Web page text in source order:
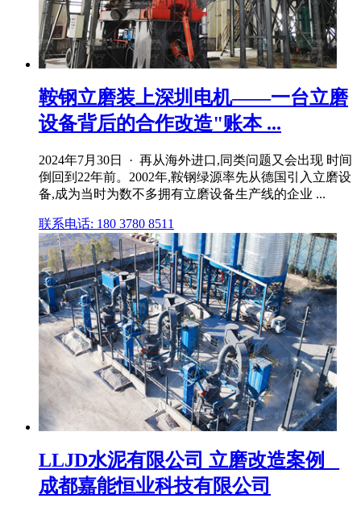
鞍钢立磨装上深圳电机——一台立磨
设备背后的合作改造"账本 ...
2024年7月30日 · 再从海外进口,同类问题又会出现 时间
倒回到22年前。2002年,鞍钢绿源率先从德国引入立磨设
备,成为当时为数不多拥有立磨设备生产线的企业 ...
联系电话: 180 3780 8511
LLJD水泥有限公司 立磨改造案例 _
成都嘉能恒业科技有限公司